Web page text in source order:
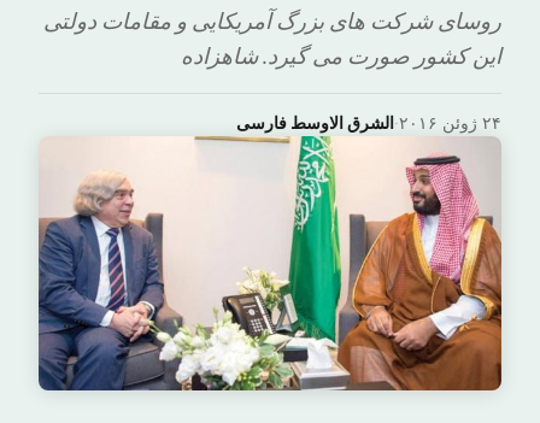
روسای شرکت های بزرگ آمریکایی و مقامات دولتی
این کشور صورت می گیرد. شاهزاده
الشرق الاوسط فارسی· ۲۴ ژوئن ۲۰۱۶